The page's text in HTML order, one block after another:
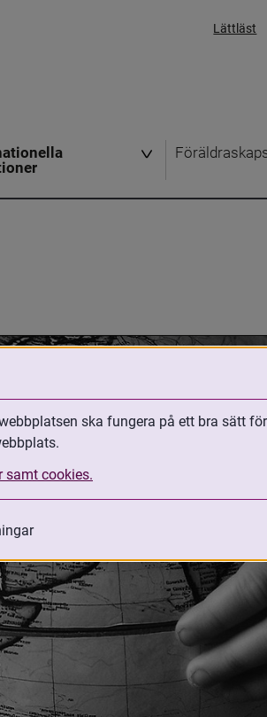
Lättläst
ska fungera på ett bra sätt
samt cookies.